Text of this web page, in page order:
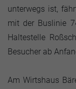
unterwegs ist,
mit der Buslinie
Haltestelle
Besucher ab
Am Wirtshaus